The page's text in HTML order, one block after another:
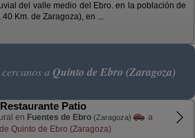
del valle medio del Ebro. en la población de
40 Km. de Zaragoza), en ...
a Quinto de Ebro (Zaragoza)
Patio
en Fuentes de Ebro (Zaragoza)
a
de Quinto de Ebro (Zaragoza)